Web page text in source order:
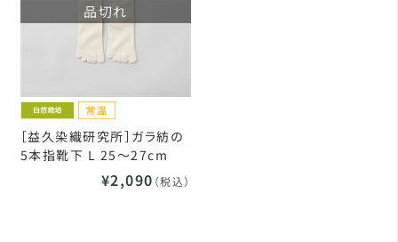
品切れ
［益久染織研究所］ガラ紡の
5本指靴下 L 25～27cm
¥2,090 （税込）